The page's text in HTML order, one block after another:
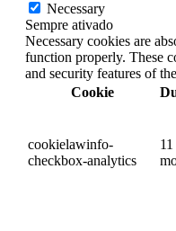
Necessary
Sempre ativado
Necessary cookies are
function properly. These
and security features of
Cookie
cookielawinfo-
checkbox-analytics
11